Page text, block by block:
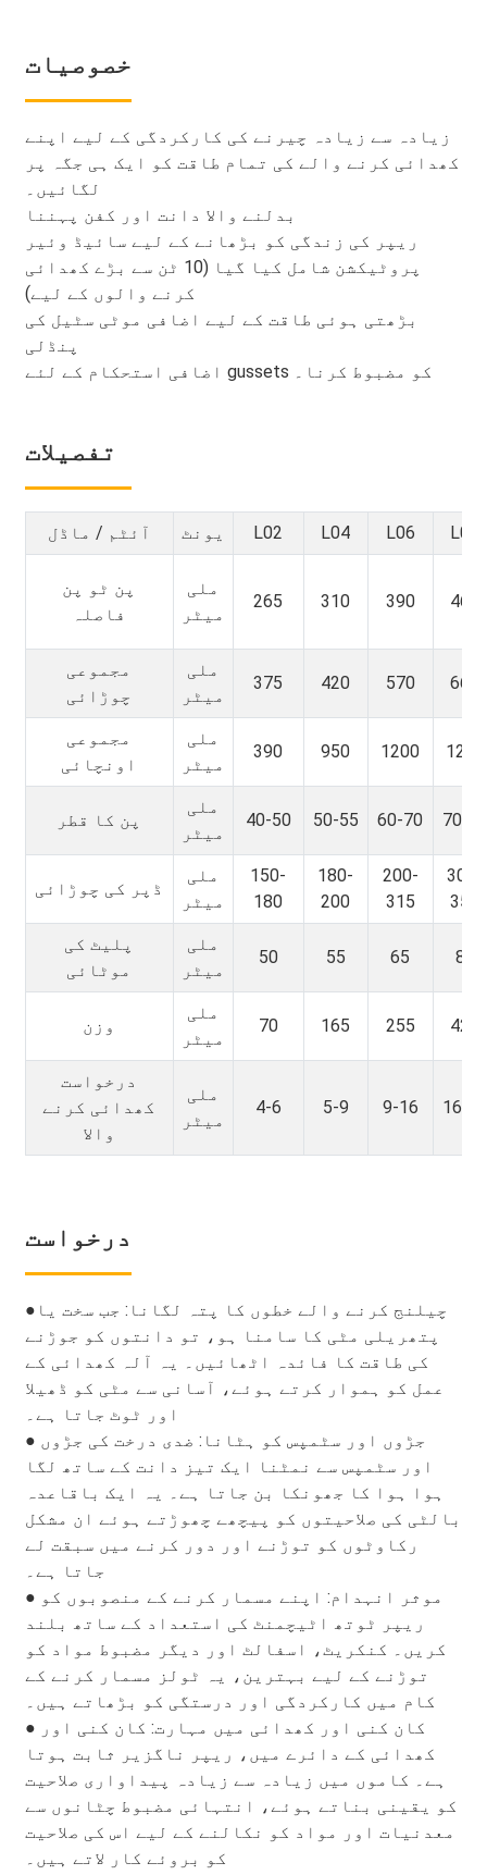
خصوصیات
زیادہ سے زیادہ چیرنے کی کارکردگی کے لیے اپنے
کھدائی کرنے والے کی تمام طاقت کو ایک ہی جگہ پر
لگائیں۔
بدلنے والا دانت اور کفن پہننا
ریپر کی زندگی کو بڑھانے کے لیے سائیڈ وئیر
پروٹیکشن شامل کیا گیا (10 ٹن سے بڑے کھدائی
کرنے والوں کے لیے)
بڑھتی ہوئی طاقت کے لیے اضافی موٹی سٹیل کی
پنڈلی
اضافی استحکام کے لئے gussets کو مضبوط کرنا۔
تفصیلات
آئٹم / ماڈل یونٹ L02 L04 L06 L08
پن ٹو پن
فاصلہ
ملی
میٹر
265 310 390 465
مجموعی
چوڑائی
ملی
میٹر
375 420 570 665
مجموعی
اونچائی
ملی
میٹر
390 950 1200 1250
پن کا قطر
ملی
میٹر
40-50 50-55 60-70 70-80
ڈپر کی چوڑائی
ملی
میٹر
150-
180
180-
200
200-
315
300-
350
پلیٹ کی
موٹائی
ملی
میٹر
50 55 65 80
وزن
ملی
میٹر
70 165 255 420
درخواست
کھدائی کرنے
والا
ملی
میٹر
4-6 5-9 9-16 16-23
درخواست
● چیلنج کرنے والے خطوں کا پتہ لگانا: جب سخت یا
پتھریلی مٹی کا سامنا ہو، تو دانتوں کو جوڑنے
کی طاقت کا فائدہ اٹھائیں۔ یہ آلہ کھدائی کے
عمل کو ہموار کرتے ہوئے، آسانی سے مٹی کو ڈھیلا
اور ٹوٹ جاتا ہے۔
● جڑوں اور سٹمپس کو ہٹانا: ضدی درخت کی جڑوں
اور سٹمپس سے نمٹنا ایک تیز دانت کے ساتھ لگا
ہوا ہوا کا جھونکا بن جاتا ہے۔ یہ ایک باقاعدہ
بالٹی کی صلاحیتوں کو پیچھے چھوڑتے ہوئے ان مشکل
رکاوٹوں کو توڑنے اور دور کرنے میں سبقت لے
جاتا ہے۔
● موثر انہدام: اپنے مسمار کرنے کے منصوبوں کو
ریپر ٹوتھ اٹیچمنٹ کی استعداد کے ساتھ بلند
کریں۔ کنکریٹ، اسفالٹ اور دیگر مضبوط مواد کو
توڑنے کے لیے بہترین، یہ ٹولز مسمار کرنے کے
کام میں کارکردگی اور درستگی کو بڑھاتے ہیں۔
● کان کنی اور کھدائی میں مہارت: کان کنی اور
کھدائی کے دائرے میں، ریپر ناگزیر ثابت ہوتا
ہے۔ کاموں میں زیادہ سے زیادہ پیداواری صلاحیت
کو یقینی بناتے ہوئے، انتہائی مضبوط چٹانوں سے
معدنیات اور مواد کو نکالنے کے لیے اس کی صلاحیت
کو بروئے کار لاتے ہیں۔